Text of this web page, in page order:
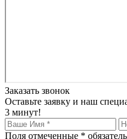
Заказать звонок
Оставьте заявку и наш
3 минут!
Поля отмеченные *